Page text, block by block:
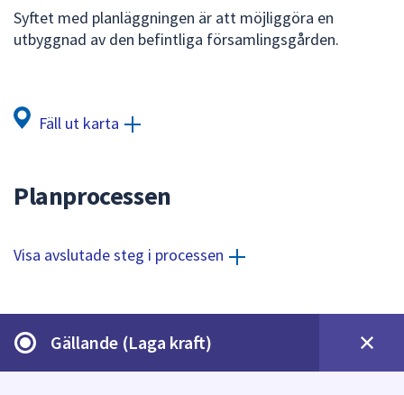
under
fältet.
Använd
något
Syftet med planläggningen är att möjliggöra en
utbyggnad av den befintliga församlingsgården.
Fäll ut karta
Planprocessen
Visa avslutade steg i processen
Gällande (Laga kraft)